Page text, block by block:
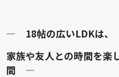
― 18帖の広いLDKは、
家族や友人との時間を楽
間 ―